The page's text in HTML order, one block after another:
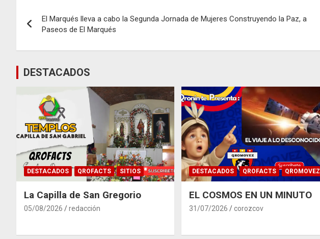
de
entradas
El Marqués lleva a cabo la Segunda Jornada de Mujeres Construyendo la Paz, a
Paseos de El Marqués
DESTACADOS
DESTACADOS QROFACTS SITIOS
La Capilla de San Gregorio
05/08/2026 redacción
DESTACADOS QROFACTS QROMOVEZ
EL COSMOS EN UN MINUTO
31/07/2026 corozcov